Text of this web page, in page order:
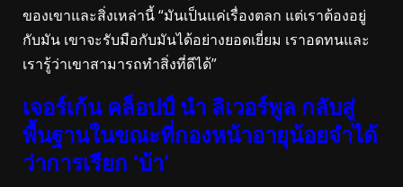
ของเขาและสิ่งเหล่านี้ “มันเป็นแค่เรื่องตลก แต่เราต้องอยู่
กับมัน เขาจะรับมือกับมันได้อย่างยอดเยี่ยม เราอดทนและ
เรารู้ว่าเขาสามารถทำสิ่งที่ดีได้”
เจอร์เก้น คล็อปป์ นำ ลิเวอร์พูล กลับสู่
พื้นฐานในขณะที่กองหน้าอายุน้อยจำได้
ว่าการเรียก ‘บ้า’